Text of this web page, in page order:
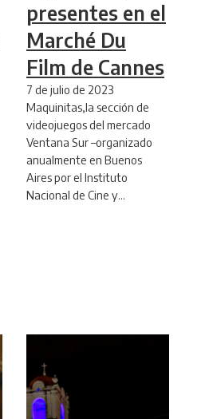
presentes en el
Marché Du
Film de Cannes
7 de julio de 2023
Maquinitas,la sección de
videojuegos del mercado
Ventana Sur –organizado
anualmente en Buenos
Aires por el Instituto
Nacional de Cine y…